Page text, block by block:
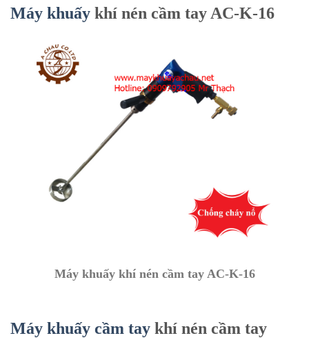
Máy khuấy khí nén cầm tay AC-K-16
Máy khuấy khí nén cầm tay AC-K-16
Máy khuấy cầm tay khí nén cầm tay